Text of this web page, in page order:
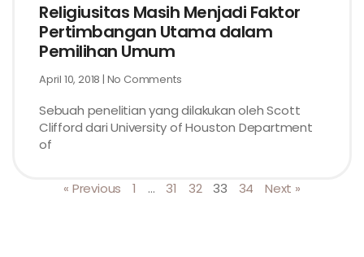
Religiusitas Masih Menjadi Faktor
Pertimbangan Utama dalam
Pemilihan Umum
April 10, 2018 No Comments
Sebuah penelitian yang dilakukan oleh Scott
Clifford dari University of Houston Department
of
« Previous 1 … 31 32 33 34 Next »